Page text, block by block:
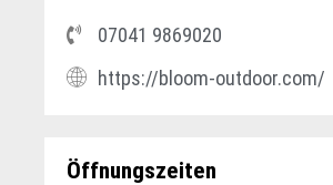
07041 9869020
https://bloom-outdoor.com/
Öffnungszeiten